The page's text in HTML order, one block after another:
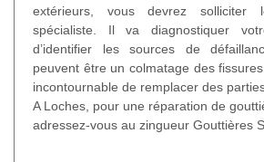
extérieurs, vous devrez solliciter
spécialiste. Il va diagnostiquer
d’identifier les sources de
peuvent être un colmatage des
incontournable de remplacer des
A Loches, pour une réparation de
adressez-vous au zingueur Gouttières